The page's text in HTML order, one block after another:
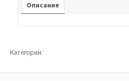
Описание
Категории: